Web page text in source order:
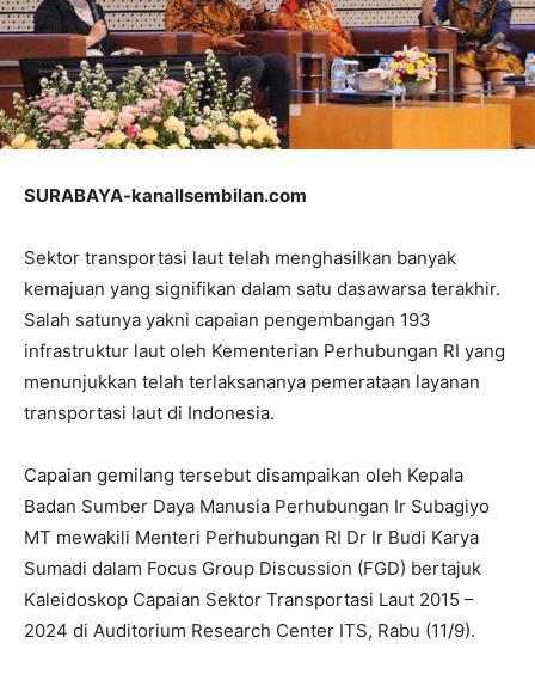
SURABAYA-kanallsembilan.com
Sektor transportasi laut telah menghasilkan banyak
kemajuan yang signifikan dalam satu dasawarsa terakhir.
Salah satunya yakni capaian pengembangan 193
infrastruktur laut oleh Kementerian Perhubungan RI yang
menunjukkan telah terlaksananya pemerataan layanan
transportasi laut di Indonesia.
Capaian gemilang tersebut disampaikan oleh Kepala
Badan Sumber Daya Manusia Perhubungan Ir Subagiyo
MT mewakili Menteri Perhubungan RI Dr Ir Budi Karya
Sumadi dalam Focus Group Discussion (FGD) bertajuk
Kaleidoskop Capaian Sektor Transportasi Laut 2015 –
2024 di Auditorium Research Center ITS, Rabu (11/9).